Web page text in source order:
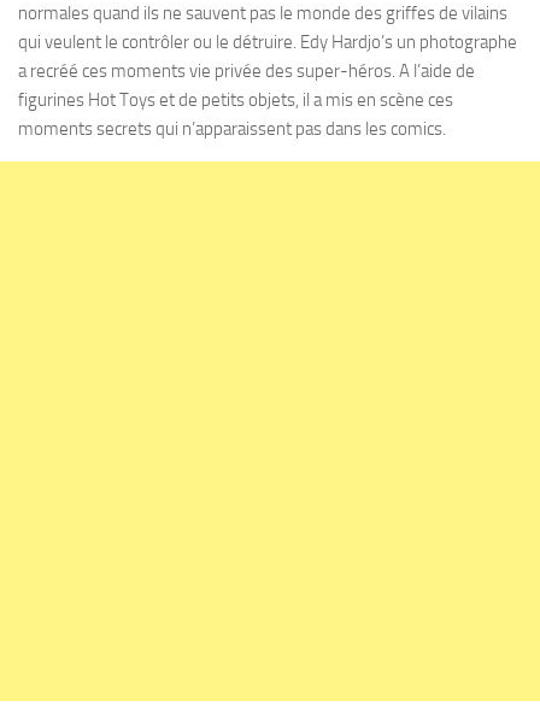
normales quand ils ne sauvent pas le monde des griffes de vilains
qui veulent le contrôler ou le détruire. Edy Hardjo’s un photographe
a recréé ces moments vie privée des super-héros. A l’aide de
figurines Hot Toys et de petits objets, il a mis en scène ces
moments secrets qui n’apparaissent pas dans les comics.